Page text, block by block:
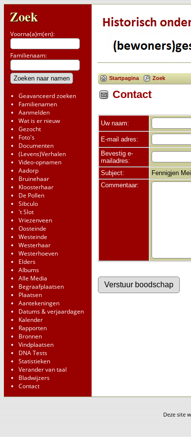
Zoek
Voorna(a)m(en):
Familienaam:
Geavanceerd zoeken
Familienamen
Aanmelden
Wat is er nieuw
Gezocht
Foto's
Documenten
(Levens)Verhalen
Video-opnamen
Aadorp
Bruinehaar
Kloosterhaar
De Pollen
Sibculo
't Slot
Vriezenveen
Oosteinde
Westeinde
Westerhaar
Westerhoeven
Elders
Albums
Alle Media
Begraafplaatsen
Plaatsen
Aantekeningen
Datums & verjaardagen
Kalender
Rapporten
Bronnen
Vindplaatsen
DNA Tests
Statistieken
Verander van taal
Bladwijzers
Contact
Startpagina Zoek
Contact
Uw naam:
E-mail adres:
Bevestig e-
mailadres:
Subject:
Fennigjen
Commentaar:
Deze site